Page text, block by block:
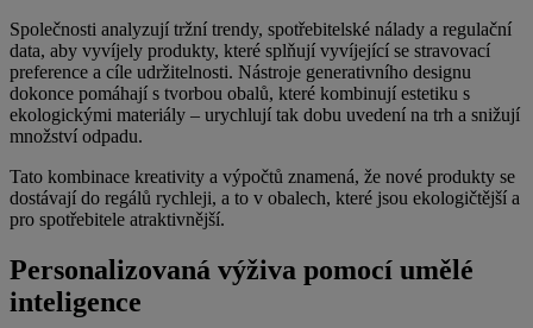
Společnosti analyzují tržní trendy, spotřebitelské nálady a regulační
data, aby vyvíjely produkty, které splňují vyvíjející se stravovací
preference a cíle udržitelnosti. Nástroje generativního designu
dokonce pomáhají s tvorbou obalů, které kombinují estetiku s
ekologickými materiály – urychlují tak dobu uvedení na trh a snižují
množství odpadu.
Tato kombinace kreativity a výpočtů znamená, že nové produkty se
dostávají do regálů rychleji, a to v obalech, které jsou ekologičtější a
pro spotřebitele atraktivnější.
Personalizovaná výživa pomocí umělé
inteligence